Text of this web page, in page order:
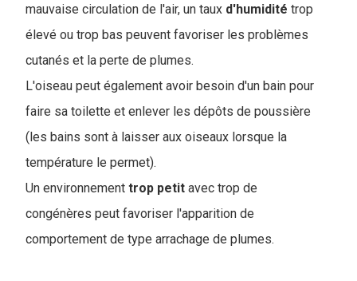
mauvaise circulation de l'air, un taux d'humidité trop
élevé ou trop bas peuvent favoriser les problèmes
cutanés et la perte de plumes.
L'oiseau peut également avoir besoin d'un bain pour
faire sa toilette et enlever les dépôts de poussière
(les bains sont à laisser aux oiseaux lorsque la
température le permet).
Un environnement trop petit avec trop de
congénères peut favoriser l'apparition de
comportement de type arrachage de plumes.